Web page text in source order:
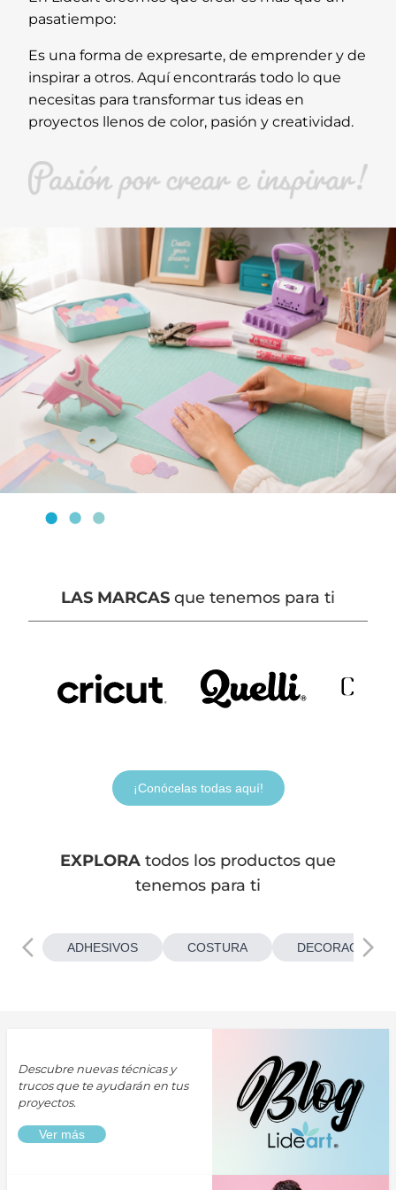
pasatiempo:
Es una forma de expresarte, de emprender y de
inspirar a otros. Aquí encontrarás todo lo que
necesitas para transformar tus ideas en
proyectos llenos de color, pasión y creatividad.
LAS MARCAS que tenemos para ti
¡Conócelas todas aquí!
EXPLORA todos los productos que
tenemos para ti
ADHESIVOS COSTURA
Descubre nuevas técnicas y
trucos que te ayudarán en tus
proyectos.
Ver más